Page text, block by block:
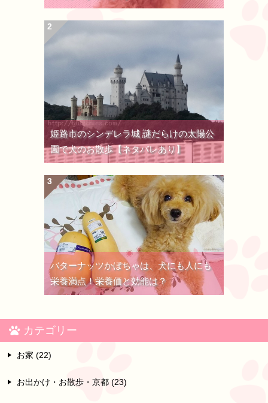
姫路市のシンデレラ城 謎だらけの太陽公
園で犬のお散歩【ネタバレあり】
バターナッツかぼちゃは、犬にも人にも
栄養満点！栄養価と効能は？
カテゴリー
お家 (22)
お出かけ・お散歩・京都 (23)